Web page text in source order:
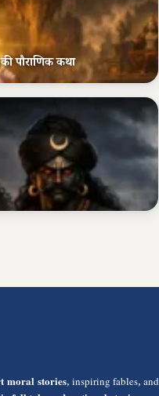
पौराणिक कथा
moral stories, inspiring fables, and